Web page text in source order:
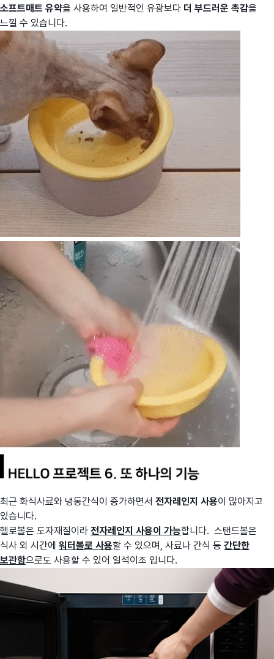
소프트매트 유약을 사용하여 일반적인 유광보다 더 부드러운 촉감을
느낄 수 있습니다.
최근 화식사료와 냉동간식이 증가하면서 전자레인지 사용이 많아지고
있습니다.
헬로볼은 도자재질이라 전자레인지 사용이 가능합니다. 스탠드볼은
식사 외 시간에 워터볼로 사용할 수 있으며, 사료나 간식 등 간단한
보관함으로도 사용할 수 있어 일석이조 입니다.